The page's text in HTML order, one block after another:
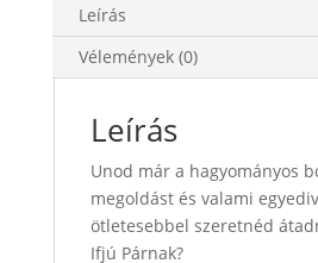
Leírás
Vélemények (0)
Leírás
Unod már a hagyományos
megoldást és valami
ötletesebbel szeretnéd
Ifjú Párnak?